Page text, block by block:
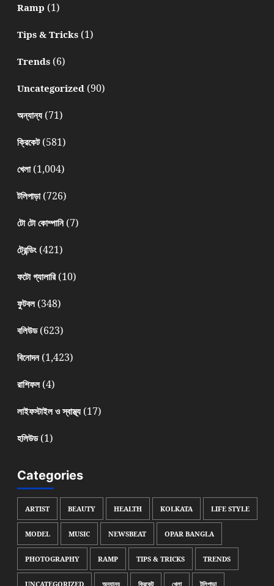
Ramp (1)
Tips & Tricks(1)
Trends(6)
Uncategorized(90)
অন্যান্য(71)
ক্রিকেট(581)
খেলা(1,004)
টলিপাড়া(726)
টো টো কোম্পানি(7)
ট্রেন্ডিং(421)
ফটো গ্যালারি(10)
ফুটবল(348)
বলিউড(623)
বিনোদন(1,423)
রাশিফল(4)
লাইফস্টাইল ও স্বাস্থ্য(17)
হলিউড(1)
Categories
ARTIST BEAUTY HEALTH KOLKATA LIFE STYLE
MODEL MUSIC NEWSBEAT OPAR BANGLA
PHOTOGRAPHY RAMP TIPS & TRICKS TRENDS
UNCATEGORIZED অন্যান্য ক্রিকেট খেলা টলিপাড়া